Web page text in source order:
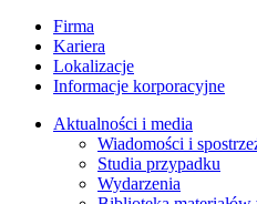
Firma
Kariera
Lokalizacje
Informacje korporacyjne
Aktualności i media
Wiadomości i
Studia przypadku
Wydarzenia